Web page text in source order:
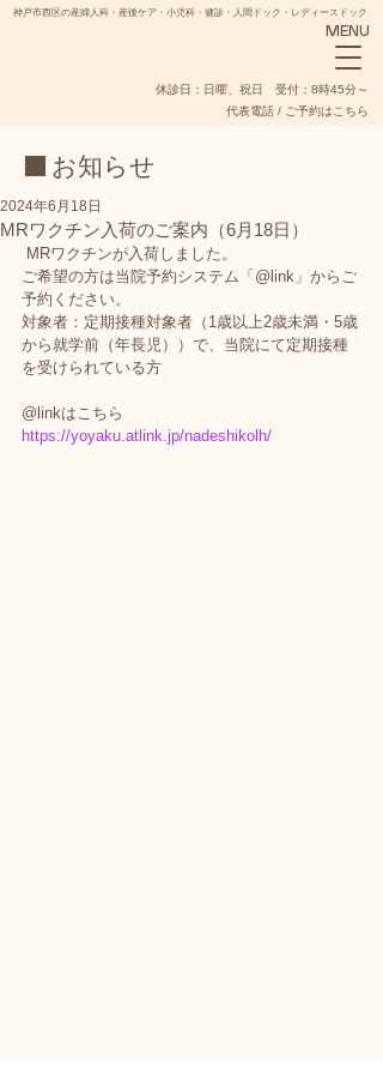
NADESHIKO
​休診日：日曜、祝日 受付：8時45分～
代表電話 / ご予約はこちら
MENU
神戸市西区の産婦人科・産後ケア・小児科・健診・人間ドック・レディースドック
■ お知らせ
MRワクチン入荷のご案内（6月18日）
2024年6月18日
MRワクチンが入荷しました。
ご希望の方は当院予約システム「@link」からご
予約ください。
対象者：定期接種対象者（1歳以上2歳未満・5歳
から就学前（年長児））で、当院にて定期接種
を受けられている方
@linkはこちら
https://yoyaku.atlink.jp/nadeshikolh/